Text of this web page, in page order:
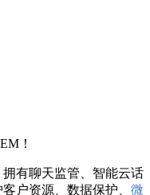
！
拥有聊天监管、智能云话
户资源、数据保护、 微